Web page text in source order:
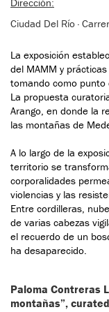
Dirección:
Ciudad Del Río ·
La exposición
del MAMM y
tomando como
La propuesta
Arango, en donde la
las montañas de
A lo largo de la
territorio se
corporalidades
violencias y las
Entre cordilleras,
de varias cabezas
el recuerdo de un
ha desaparecido.
Paloma Contreras
montañas”,